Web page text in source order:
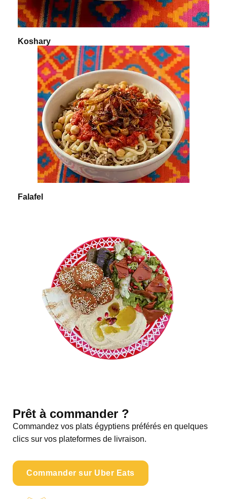
Koshary
Falafel
Prêt à commander ?
Commandez vos plats égyptiens préférés en quelques
clics sur vos plateformes de livraison.
Commander sur Uber Eats